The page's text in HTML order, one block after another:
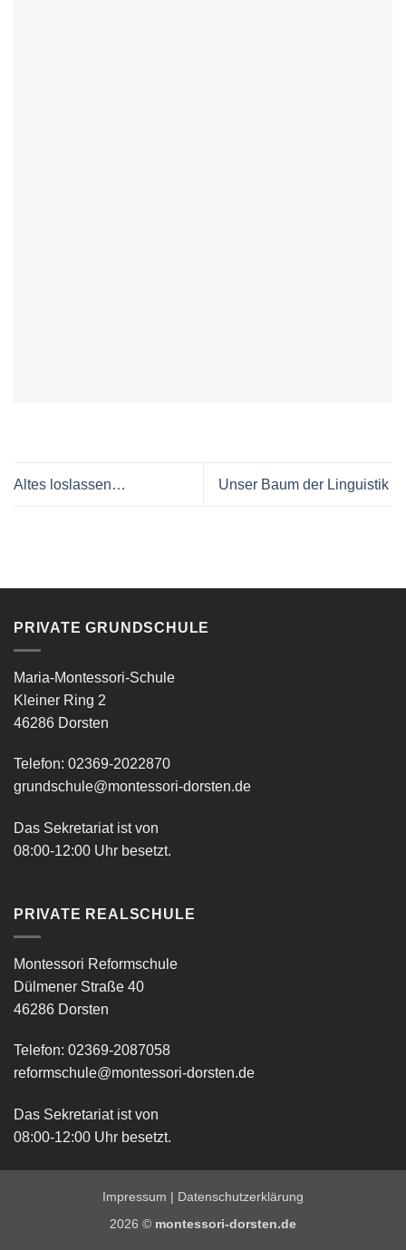
Altes loslassen… Unser Baum der Linguistik
PRIVATE GRUNDSCHULE
Maria-Montessori-Schule
Kleiner Ring 2
46286 Dorsten
Telefon: 02369-2022870
grundschule@montessori-dorsten.de
Das Sekretariat ist von
08:00-12:00 Uhr besetzt.
PRIVATE REALSCHULE
Montessori Reformschule
Dülmener Straße 40
46286 Dorsten
Telefon: 02369-2087058
reformschule@montessori-dorsten.de
Das Sekretariat ist von
08:00-12:00 Uhr besetzt.
Impressum | Datenschutzerklärung
2026 © montessori-dorsten.de